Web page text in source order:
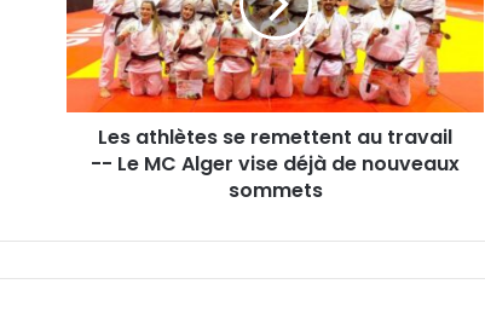
au
travail
-
Le
Alger
Les athlètes se remettent au travail
-- Le MC Alger vise déjà de nouveaux
sommets